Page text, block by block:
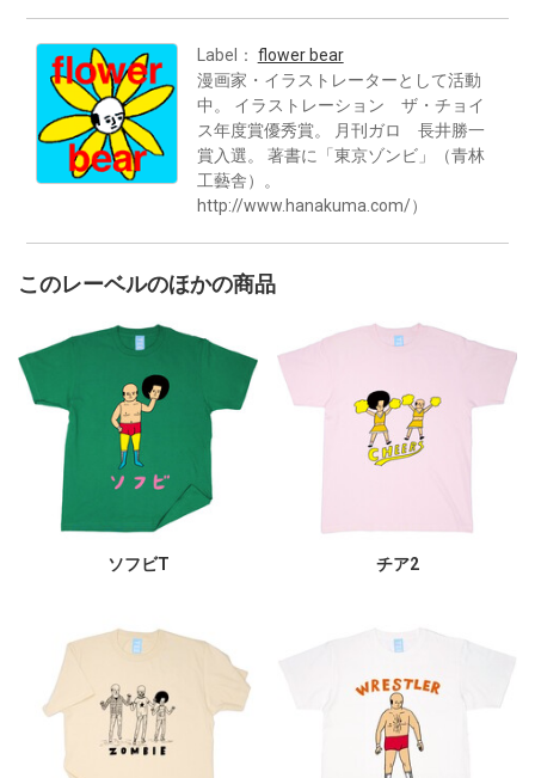
Label： flower bear
漫画家・イラストレーターとして活動
中。 イラストレーション ザ・チョイ
ス年度賞優秀賞。 月刊ガロ 長井勝一
賞入選。 著書に「東京ゾンビ」（青林
工藝舎）。
http://www.hanakuma.com/）
このレーベルのほかの商品
ソフビT チア2